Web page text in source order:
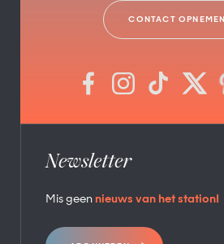
CONTACT OPNEMEN
Newsletter
Mis geen nieuws van het station!